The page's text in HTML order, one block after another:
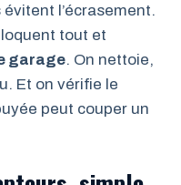
l’écrasement.
tout et
garage. On nettoie,
Et on vérifie le
peut couper un